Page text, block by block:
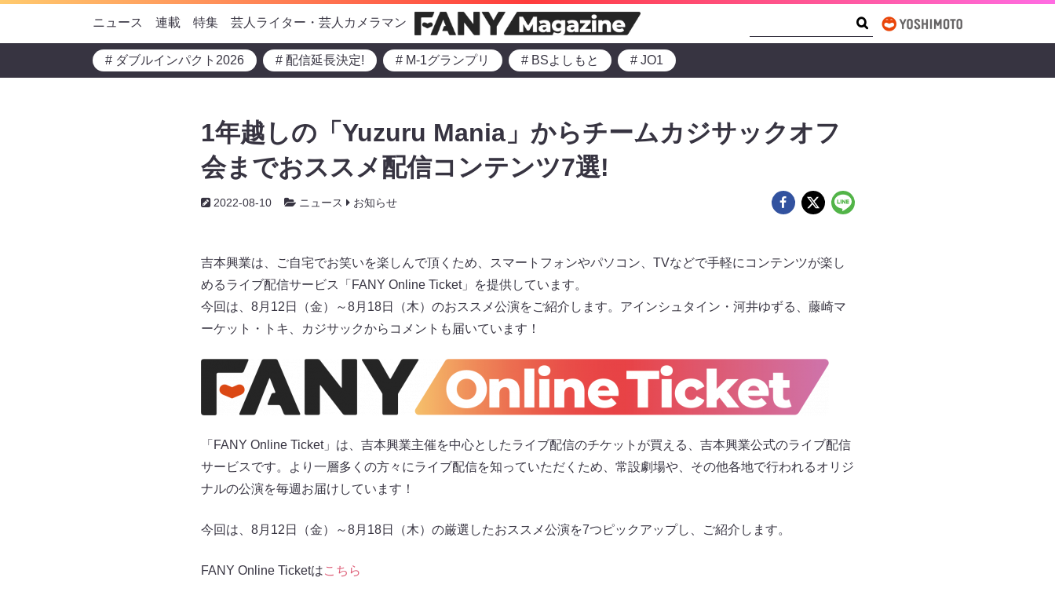
ニュース 連載 特集 芸人ライター・芸人カメラマン
# ダブルインパクト2026 # 配信延長決定! # M-1グランプリ # BSよしもと # JO1
1年越しの「Yuzuru Mania」からチームカジサックオフ
会までおススメ配信コンテンツ7選!
2022-08-10 ニュース お知らせ
吉本興業は、ご自宅でお笑いを楽しんで頂くため、スマートフォンやパソコン、TVなどで手軽にコンテンツが楽し
めるライブ配信サービス「FANY Online Ticket」を提供しています。
今回は、8月12日（金）～8月18日（木）のおススメ公演をご紹介します。アインシュタイン・河井ゆずる、藤崎マ
ーケット・トキ、カジサックからコメントも届いています！
「FANY Online Ticket」は、吉本興業主催を中心としたライブ配信のチケットが買える、吉本興業公式のライブ配信
サービスです。より一層多くの方々にライブ配信を知っていただくため、常設劇場や、その他各地で行われるオリジ
ナルの公演を毎週お届けしています！
今回は、8月12日（金）～8月18日（木）の厳選したおススメ公演を7つピックアップし、ご紹介します。
FANY Online Ticketはこちら